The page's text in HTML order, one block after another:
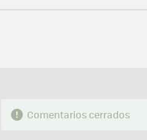
MAIL
Comentarios cerrados